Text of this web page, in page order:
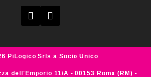
PiLogico Srls a Socio Unico
dell'Emporio 11/A - 00153 Roma (RM) -